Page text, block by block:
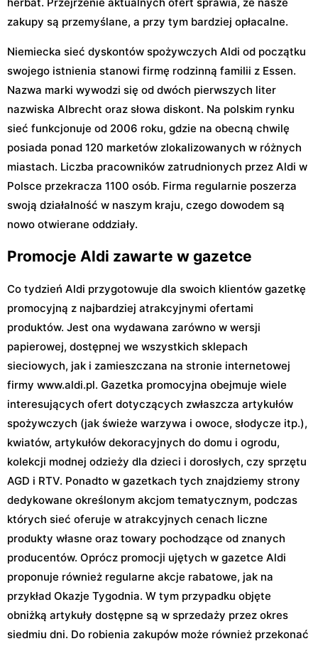
zakupy są przemyślane, a przy tym bardziej opłacalne.
Niemiecka sieć dyskontów spożywczych Aldi od początku
swojego istnienia stanowi firmę rodzinną familii z Essen.
Nazwa marki wywodzi się od dwóch pierwszych liter
nazwiska Albrecht oraz słowa diskont. Na polskim rynku
sieć funkcjonuje od 2006 roku, gdzie na obecną chwilę
posiada ponad 120 marketów zlokalizowanych w różnych
miastach. Liczba pracowników zatrudnionych przez Aldi w
Polsce przekracza 1100 osób. Firma regularnie poszerza
swoją działalność w naszym kraju, czego dowodem są
nowo otwierane oddziały.
Promocje Aldi zawarte w gazetce
Co tydzień Aldi przygotowuje dla swoich klientów gazetkę
promocyjną z najbardziej atrakcyjnymi ofertami
produktów. Jest ona wydawana zarówno w wersji
papierowej, dostępnej we wszystkich sklepach
sieciowych, jak i zamieszczana na stronie internetowej
firmy www.aldi.pl. Gazetka promocyjna obejmuje wiele
interesujących ofert dotyczących zwłaszcza artykułów
spożywczych (jak świeże warzywa i owoce, słodycze itp.),
kwiatów, artykułów dekoracyjnych do domu i ogrodu,
kolekcji modnej odzieży dla dzieci i dorosłych, czy sprzętu
AGD i RTV. Ponadto w gazetkach tych znajdziemy strony
dedykowane określonym akcjom tematycznym, podczas
których sieć oferuje w atrakcyjnych cenach liczne
produkty własne oraz towary pochodzące od znanych
producentów. Oprócz promocji ujętych w gazetce Aldi
proponuje również regularne akcje rabatowe, jak na
przykład Okazje Tygodnia. W tym przypadku objęte
obniżką artykuły dostępne są w sprzedaży przez okres
siedmiu dni. Do robienia zakupów może również przekonać